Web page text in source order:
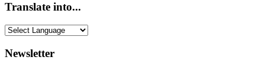
Translate into...
Newsletter